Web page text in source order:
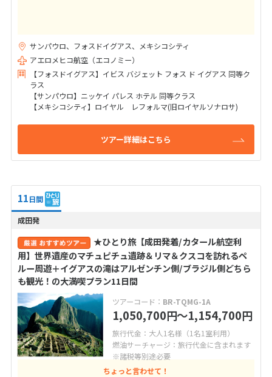
サンパウロ、フォスドイグアス、メキシコシティ
アエロメヒコ航空（エコノミー）
【フォスドイグアス】イビス バジェット フォス ド イグアス 同等ク
ラス
【サンパウロ】ニッケイ パレス ホテル 同等クラス
【メキシコシティ】ロイヤル レフォルマ(旧ロイヤルソナロサ)
ツアー詳細はこちら
11日間
成田発
★ひとり旅【成田発着/カタール航空利
用】世界遺産のマチュピチュ遺跡＆リマ＆クスコを訪れるペ
ルー周遊＋イグアスの滝はアルゼンチン側/ブラジル側どちら
も観光！の大満喫プラン11日間
ツアーコード： BR-TQMG-1A
1,050,700円〜1,154,700円
旅行代金：大人1名様（1名1室利用）
燃油サーチャージ：旅行代金に含まれます
※諸税等別途必要
ちょっと言わせて！